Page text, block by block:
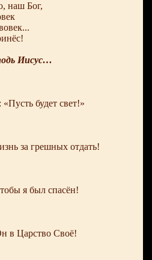
наш Бог,
Иисус…
будет свет!»
за грешных отдать!
я был спасён!
в Царство Своё!